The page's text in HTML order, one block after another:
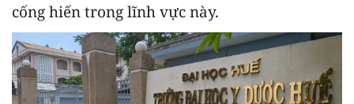
cống hiến trong lĩnh vực này.